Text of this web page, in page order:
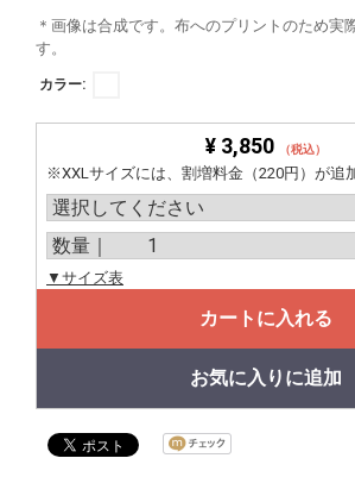
＊画像は合成です。布へのプリントのため実
す。
カラー:
¥ 3,850 （税込）
※XXLサイズには、割増料金（220円）が追
▼サイズ表
カートに入れる
お気に入りに追加